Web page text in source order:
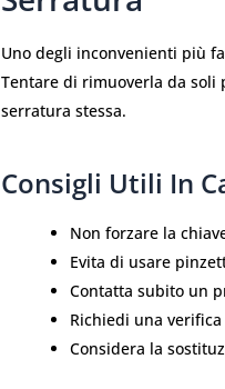
Uno degli inconvenienti più
Tentare di rimuoverla da soli
serratura stessa.
Consigli Utili In
Non forzare la
Evita di usare
Contatta subito un
Richiedi una
Considera la